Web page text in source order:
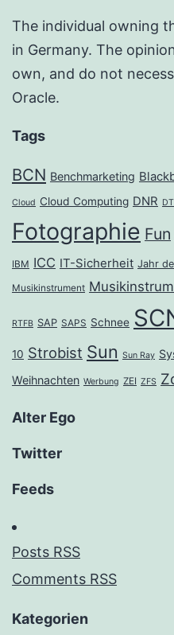
The individual owning
in Germany. The
own, and do not
Oracle.
Tags
BCN Benchmarketing
Cloud Cloud Computing DNR
Fotographie Fun
IBM ICC IT-Sicherheit Jahr
Musikinstrument
RTFB SAP SAPS Schnee
10 Strobist Sun Sun Ray
Weihnachten Werbung ZEI ZFS
Alter Ego
Twitter
Feeds
Posts RSS
Comments RSS
Kategorien